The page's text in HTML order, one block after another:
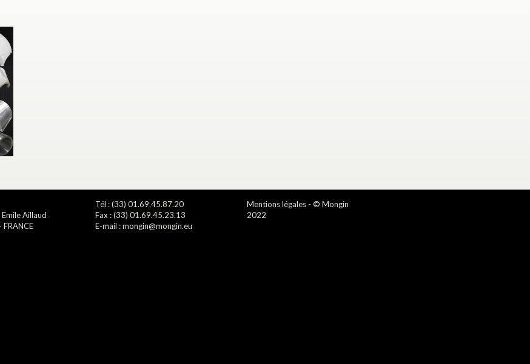
Aillaud
Tél : (33) 01.69.45.87.20
Fax : (33) 01.69.45.23.13
E-mail : mongin@mongin.eu
Mentions légales - © Mongin
2022